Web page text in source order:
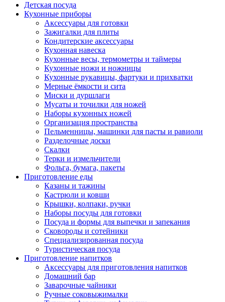
Детская посуда
Кухонные приборы
Аксессуары для готовки
Зажигалки для плиты
Кондитерские аксессуары
Кухонная навеска
Кухонные весы, термометры и таймеры
Кухонные ножи и ножницы
Кухонные рукавицы, фартуки и прихватки
Мерные ёмкости и сита
Миски и дуршлаги
Мусаты и точилки для ножей
Наборы кухонных ножей
Организация пространства
Пельменницы, машинки для пасты и равиоли
Разделочные доски
Скалки
Терки и измельчители
Фольга, бумага, пакеты
Приготовление еды
Казаны и тажины
Кастрюли и ковши
Крышки, колпаки, ручки
Наборы посуды для готовки
Посуда и формы для выпечки и запекания
Сковороды и сотейники
Специализированная посуда
Туристическая посуда
Приготовление напитков
Аксессуары для приготовления напитков
Домашний бар
Заварочные чайники
Ручные соковыжималки